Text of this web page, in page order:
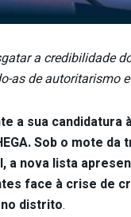
a credibilidade
as de autoritarismo
a sua candidatura
Sob o mote da
a nova lista
face à crise de
distrito.